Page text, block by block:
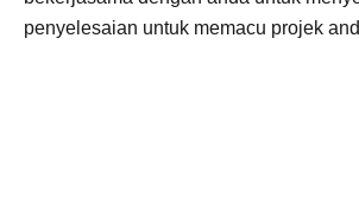
penyelesaian untuk memacu projek